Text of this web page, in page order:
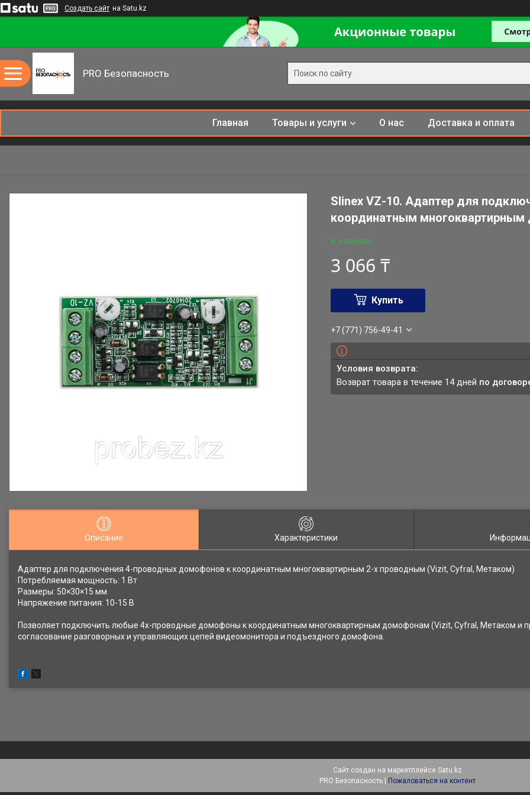
Создать сайт на Satu.kz
PRO Безопасность
Главная Товары и услуги О нас Доставка и оплата
Slinex VZ-10. Адаптер для
координатным
В наличии
3 066 ₸
Купить
+7 (771) 756-49-41
возврат товара в течение 14 дней по
Описание Характеристики
Адаптер для подключения 4-проводных домофонов к координатным многоквартирным 2-х проводным (Vizit, Cyfral, Метаком)
Потребляемая мощность: 1 Вт
Размеры: 50×30×15 мм
Напряжение питания: 10-15 В
Позволяет подключить любые 4х-проводные домофоны к координатным многоквартирным домофонам (Vizit, Cyfral, Метаком и
согласование разговорных и управляющих цепей видеомонитора и подъездного домофона.
Сайт создан на маркетплейсе Satu.kz
Пожаловаться на контент